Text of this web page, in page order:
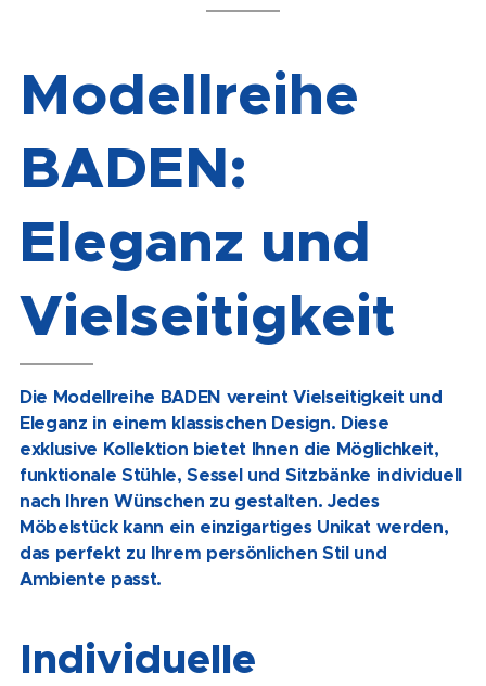
Modellreihe
BADEN:
Eleganz und
Vielseitigkeit
Die Modellreihe BADEN vereint Vielseitigkeit und
Eleganz in einem klassischen Design. Diese
exklusive Kollektion bietet Ihnen die Möglichkeit,
funktionale Stühle, Sessel und Sitzbänke individuell
nach Ihren Wünschen zu gestalten. Jedes
Möbelstück kann ein einzigartiges Unikat werden,
das perfekt zu Ihrem persönlichen Stil und
Ambiente passt.
Individuelle